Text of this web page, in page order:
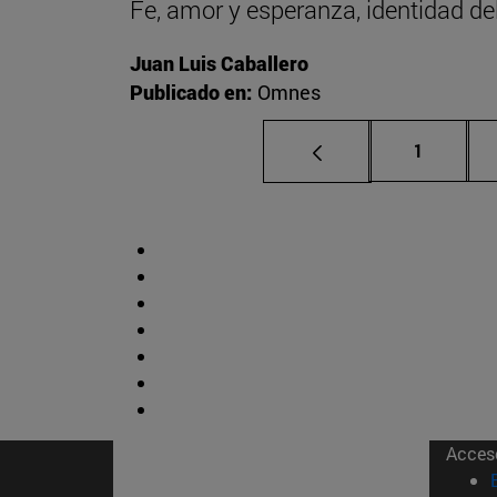
Fe, amor y esperanza, identidad
Juan Luis Caballero
Publicado en: Omnes
Página
1